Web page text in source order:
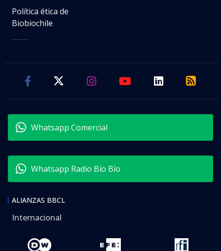
Política ética de
Biobiochile
Whatsapp Comercial
Whatsapp Radio Bío Bío
ALIANZAS BBCL
Internacional